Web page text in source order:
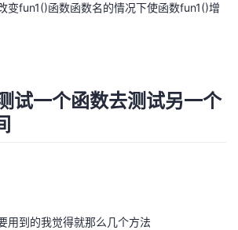
变fun1()函数函数名的情况下使函数fun1()增
试一个函数去测试另一个
用到的我觉得就那么几个方法